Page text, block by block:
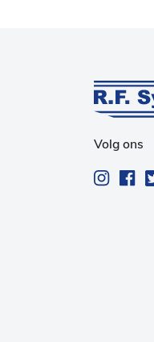
Volg ons